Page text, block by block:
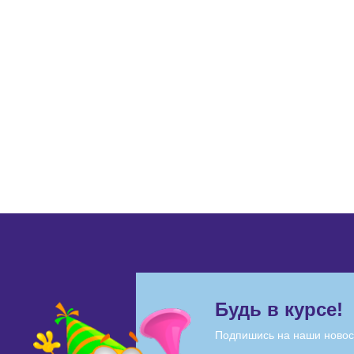
Будь в курсе!
Подпишись на наши